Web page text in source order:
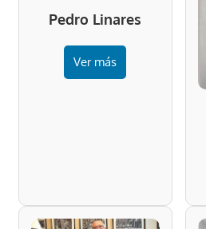
Pedro Linares
Ver más